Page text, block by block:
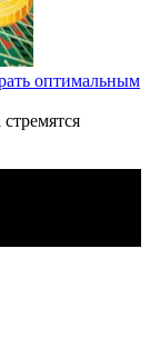
оптимальным